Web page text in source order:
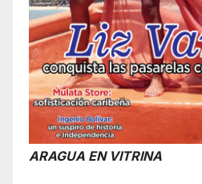
ARAGUA EN VITRINA